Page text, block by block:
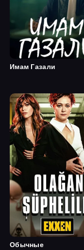
Имам Газали
Обычные